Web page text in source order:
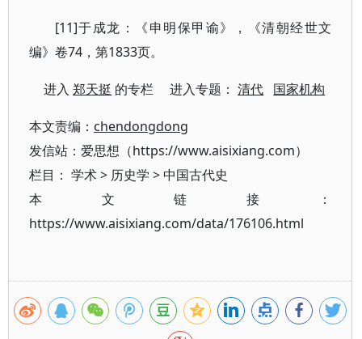
[11]于成龙：《申明保甲谕》，《清朝经世文
编》卷74，第1833页。
进入郑天挺 的专栏 进入专题：清代 国家机构
本文责编： chendongdong
发信站：爱思想（https://www.aisixiang.com）
栏目： 学术> 历史学 >中国古代史
本文链接：
https://www.aisixiang.com/data/176106.html